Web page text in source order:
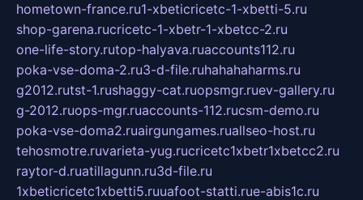
hometown-france.ru1-xbeticricetc-1-xbetti-5.ru
shop-garena.rucricetc-1-xbetr-1-xbetcc-2.ru
one-life-story.rutop-halyava.ruaccounts112.ru
poka-vse-doma-2.ru3-d-file.ruhahahaharms.ru
g2012.rutst-1.rushaggy-cat.ruopsmgr.ruev-gallery.ru
g-2012.ruops-mgr.ruaccounts-112.rucsm-demo.ru
poka-vse-doma2.ruairgungames.ruallseo-host.ru
tehosmotre.ruvarieta-yug.rucricetc1xbetr1xbetcc2.ru
raytor-d.ruatillagunn.ru3d-file.ru
1xbeticricetc1xbetti5.ruuafoot-statti.rue-abis1c.ru